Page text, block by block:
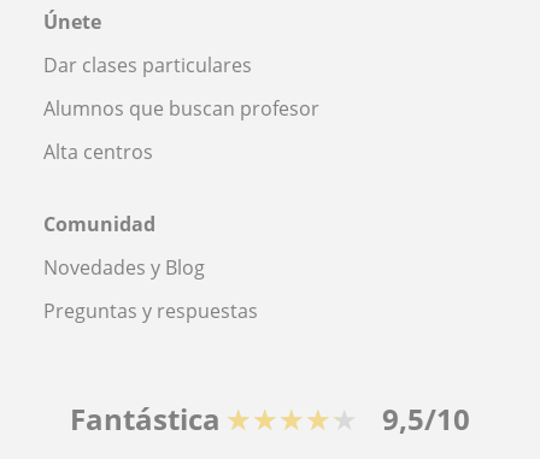
Únete
Dar clases particulares
Alumnos que buscan profesor
Alta centros
Comunidad
Novedades y Blog
Preguntas y respuestas
Fantástica ★★★★★ 9,5/10